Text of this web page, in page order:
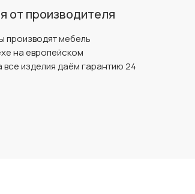
от производителя
производят мебель
на европейском
изделия даём гарантию 24